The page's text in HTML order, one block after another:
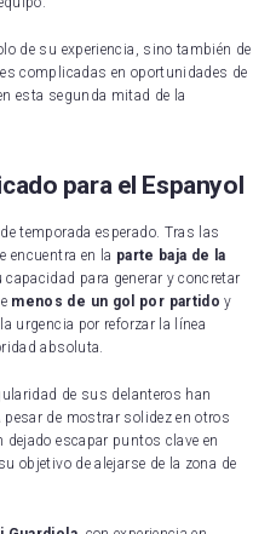
de su experiencia, sino también de
complicadas en oportunidades de
esta segunda mitad de la
para el Espanyol
temporada esperado. Tras las
encuentra en la parte baja de la
capacidad para generar y concretar
menos de un gol por partido y
urgencia por reforzar la línea
absoluta.
de sus delanteros han
de mostrar solidez en otros
escapar puntos clave en
objetivo de alejarse de la zona de